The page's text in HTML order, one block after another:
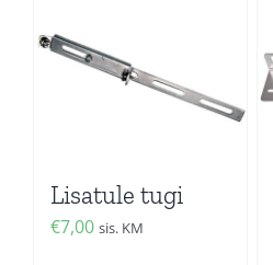
Lisatule tugi
€7,00 sis. KM